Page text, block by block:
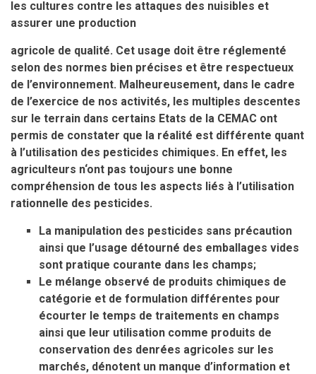
les cultures contre les attaques des nuisibles et
assurer une production
agricole de qualité. Cet usage doit être réglementé
selon des normes bien précises et être respectueux
de l’environnement. Malheureusement, dans le cadre
de l’exercice de nos activités, les multiples descentes
sur le terrain dans certains Etats de la CEMAC ont
permis de constater que la réalité est différente quant
à l’utilisation des pesticides chimiques. En effet, les
agriculteurs n‘ont pas toujours une bonne
compréhension de tous les aspects liés à l’utilisation
rationnelle des pesticides.
La manipulation des pesticides sans précaution
ainsi que l’usage détourné des emballages vides
sont pratique courante dans les champs;
Le mélange observé de produits chimiques de
catégorie et de formulation différentes pour
écourter le temps de traitements en champs
ainsi que leur utilisation comme produits de
conservation des denrées agricoles sur les
marchés, dénotent un manque d’information et